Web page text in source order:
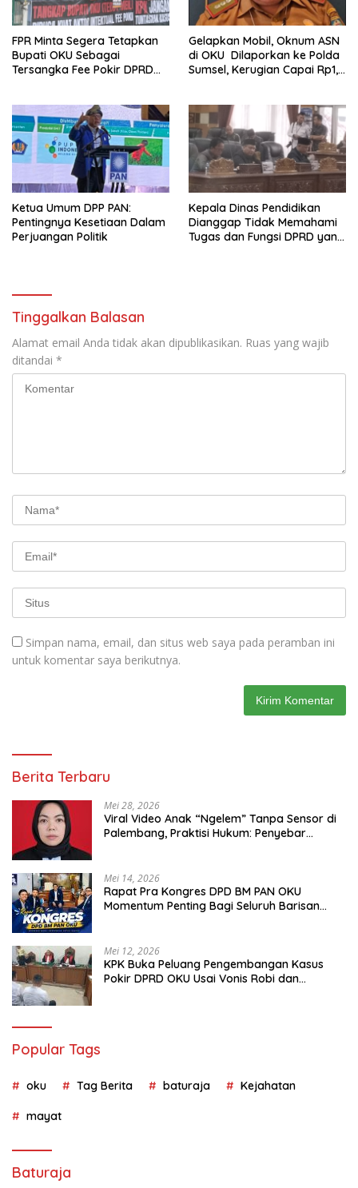
FPR Minta Segera Tetapkan
Bupati OKU Sebagai
Tersangka Fee Pokir DPRD
Gelapkan Mobil, Oknum ASN
di OKU Dilaporkan ke Polda
Sumsel, Kerugian Capai Rp1,2
Ketua Umum DPP PAN:
Pentingnya Kesetiaan Dalam
Perjuangan Politik
Kepala Dinas Pendidikan
Dianggap Tidak Memahami
Tugas dan Fungsi DPRD yang
Tinggalkan Balasan
Alamat email Anda tidak akan dipublikasikan. Ruas yang wajib
ditandai *
Simpan nama, email, dan situs web saya pada peramban ini
untuk komentar saya berikutnya.
Berita Terbaru
Mei 28, 2026
Viral Video Anak “Ngelem” Tanpa Sensor di
Palembang, Praktisi Hukum: Penyebar
Mei 14, 2026
Rapat Pra Kongres DPD BM PAN OKU
Momentum Penting Bagi Seluruh Barisan
Mei 12, 2026
KPK Buka Peluang Pengembangan Kasus
Pokir DPRD OKU Usai Vonis Robi dan
Popular Tags
oku Tag Berita baturaja Kejahatan
mayat
Baturaja